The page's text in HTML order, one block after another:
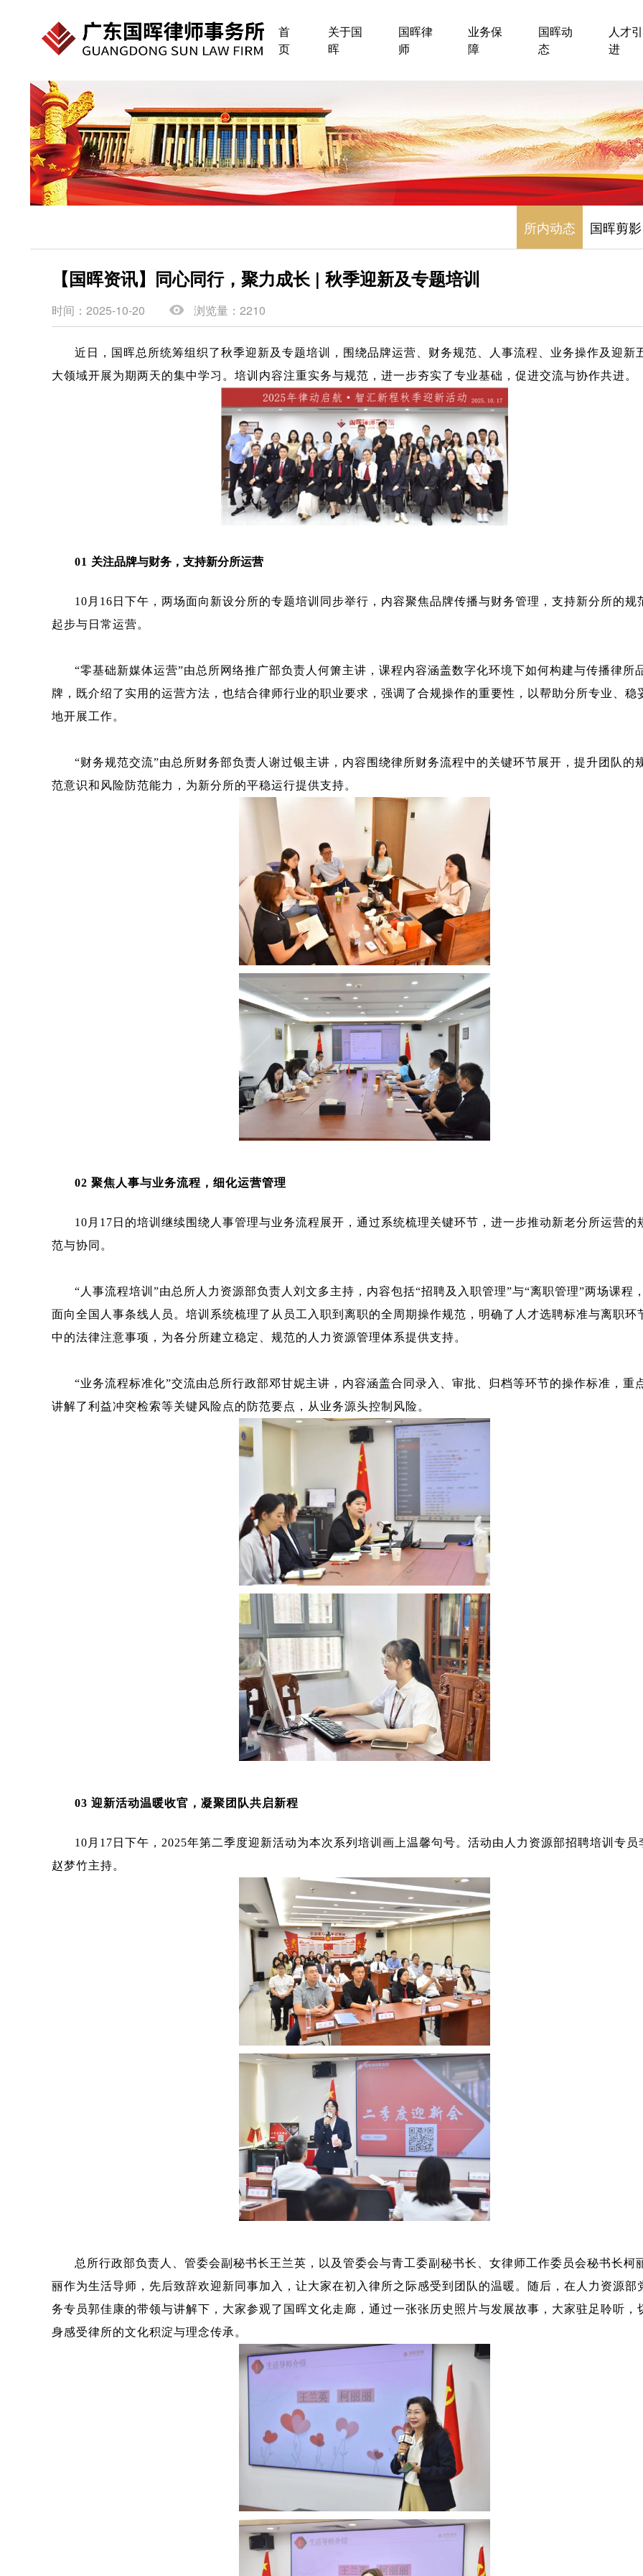
首
页
关于国
晖
国晖律
师
业务保
障
国晖动
态
人才引
进
所内动态 国晖剪影
【国晖资讯】同心同行，聚力成长 | 秋季迎新及专题培训
时间：2025-10-20 浏览量：2210
近日，国晖总所统筹组织了秋季迎新及专题培训，围绕品牌运营、财务规范、人事流程、业务操作及迎新
大领域开展为期两天的集中学习。培训内容注重实务与规范，进一步夯实了专业基础，促进交流与协作共进。
01 关注品牌与财务，支持新分所运营
10月16日下午，两场面向新设分所的专题培训同步举行，内容聚焦品牌传播与财务管理，支持新分所的规
起步与日常运营。
“零基础新媒体运营”由总所网络推广部负责人何箫主讲，课程内容涵盖数字化环境下如何构建与传播律所
牌，既介绍了实用的运营方法，也结合律师行业的职业要求，强调了合规操作的重要性，以帮助分所专业、稳
地开展工作。
“财务规范交流”由总所财务部负责人谢过银主讲，内容围绕律所财务流程中的关键环节展开，提升团队的
范意识和风险防范能力，为新分所的平稳运行提供支持。
02 聚焦人事与业务流程，细化运营管理
10月17日的培训继续围绕人事管理与业务流程展开，通过系统梳理关键环节，进一步推动新老分所运营的
范与协同。
“人事流程培训”由总所人力资源部负责人刘文多主持，内容包括“招聘及入职管理”与“离职管理”两场课程
面向全国人事条线人员。培训系统梳理了从员工入职到离职的全周期操作规范，明确了人才选聘标准与离职环
中的法律注意事项，为各分所建立稳定、规范的人力资源管理体系提供支持。
“业务流程标准化”交流由总所行政部邓甘妮主讲，内容涵盖合同录入、审批、归档等环节的操作标准，重
讲解了利益冲突检索等关键风险点的防范要点，从业务源头控制风险。
03 迎新活动温暖收官，凝聚团队共启新程
10月17日下午，2025年第二季度迎新活动为本次系列培训画上温馨句号。活动由人力资源部招聘培训专员
赵梦竹主持。
总所行政部负责人、管委会副秘书长王兰英，以及管委会与青工委副秘书长、女律师工作委员会秘书长柯
丽作为生活导师，先后致辞欢迎新同事加入，让大家在初入律所之际感受到团队的温暖。随后，在人力资源部
务专员郭佳康的带领与讲解下，大家参观了国晖文化走廊，通过一张张历史照片与发展故事，大家驻足聆听，
身感受律所的文化积淀与理念传承。